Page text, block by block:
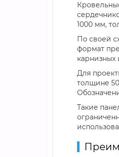
1000 мм,
По своей
формат
карнизных
Для
толщине
Такие